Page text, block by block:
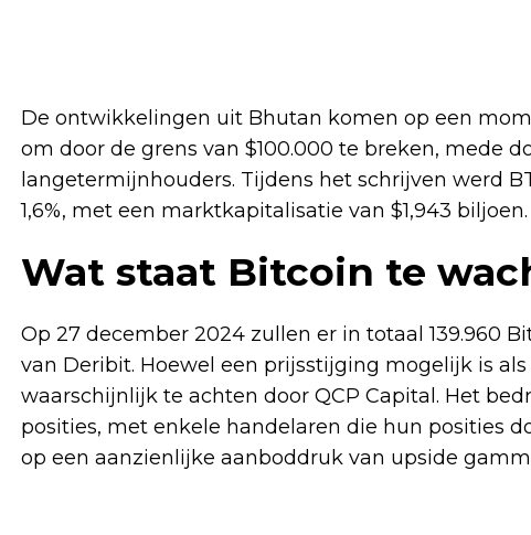
De ontwikkelingen uit Bhutan komen op een
om door de grens van $100.000 te breken, mede
langetermijnhouders. Tijdens het schrijven werd
1,6%, met een marktkapitalisatie van $1,943 biljoen.
Wat staat Bitcoin te
Op 27 december 2024 zullen er in totaal 139.960
van Deribit. Hoewel een prijsstijging mogelijk is
waarschijnlijk te achten door QCP Capital. Het
posities, met enkele handelaren die hun posities
op een aanzienlijke aanboddruk van upside